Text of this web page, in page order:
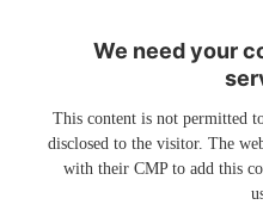
We need your
This content is not permitted
disclosed to the visitor. The
with their CMP to add this